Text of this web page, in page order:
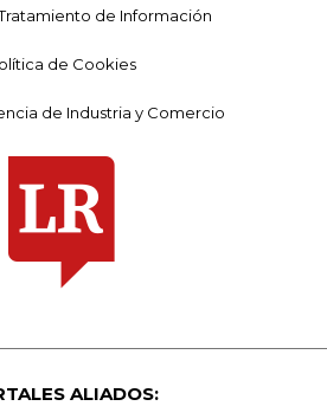
de Información
de Cookies
de Industria y Comercio
ALIADOS: